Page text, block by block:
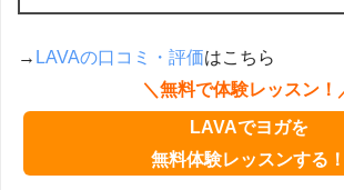
→ LAVAの口コミ・評価はこちら
＼無料で体験レッスン！
LAVAでヨガを
無料体験レッスンする！